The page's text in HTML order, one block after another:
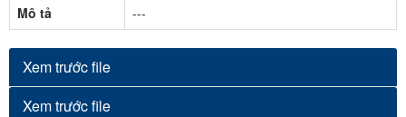
Mô tả
---
Xem trước file
Xem trước file